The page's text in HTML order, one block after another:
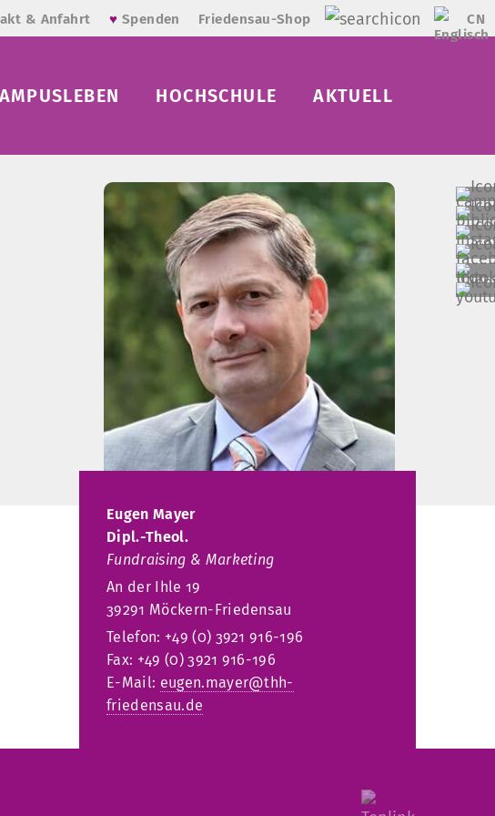
& Anfahrt ♥ Spenden Friedensau-Shop CN
HOCHSCHULE AKTUELL
Eugen Mayer
Dipl.-Theol.
Fundraising & Marketing
An der Ihle 19
39291 Möckern-Friedensau
Telefon: +49 (0) 3921 916-196
Fax: +49 (0) 3921 916-196
E-Mail: eugen.mayer@thh-
friedensau.de